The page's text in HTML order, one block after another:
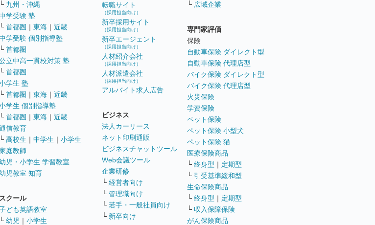
└ 九州・沖縄
学受験 塾
└ 首都圏 ｜ 東海 ｜ 近畿
学受験 個別指導塾
└ 首都圏
立中高一貫校対策 塾
└ 首都圏
学生 塾
└ 首都圏 ｜ 東海 ｜ 近畿
学生 個別指導塾
└ 首都圏 ｜ 東海 ｜ 近畿
信教育
└ 高校生 ｜ 中学生 ｜ 小学生
庭教師
児・小学生 学習教室
児教室 知育
スクール
ども英語教室
└ 幼児 ｜ 小学生
転職サイト
（採用担当向け）
新卒採用サイト
（採用担当向け）
新卒エージェント
（採用担当向け）
人材紹介会社
（採用担当向け）
人材派遣会社
（採用担当向け）
アルバイト求人広告
ビジネス
法人カーリース
ネット印刷通販
ビジネスチャットツール
Web会議ツール
企業研修
└ 経営者向け
└ 管理職向け
└ 若手・一般社員向け
└ 新卒向け
└ 広域企業
専門家評価
保険
自動車保険 ダイレクト型
自動車保険 代理店型
バイク保険 ダイレクト型
バイク保険 代理店型
火災保険
学資保険
ペット保険
ペット保険 小型犬
ペット保険 猫
医療保険商品
└ 終身型 ｜ 定期型
└ 引受基準緩和型
生命保険商品
└ 終身型 ｜ 定期型
└ 収入保障保険
がん保険商品